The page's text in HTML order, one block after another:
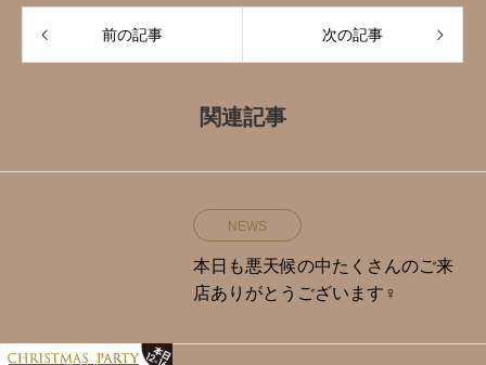
前の記事 次の記事
関連記事
NEWS
本日も悪天候の中たくさんのご来
店ありがとうございます‍♀️